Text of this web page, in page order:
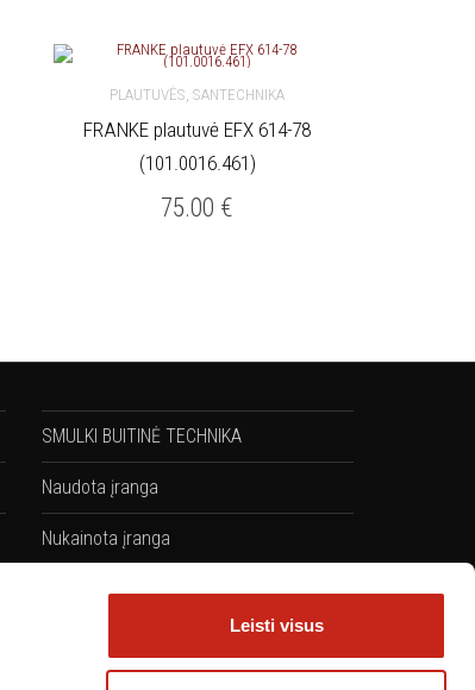
Leisti visus
Į KREPŠELĮ
PLAUTUVĖS,SANTECHNIKA
FRANKE plautuvė EFX 614-78
(101.0016.461)
75.00 €
SMULKI BUITINĖ TECHNIKA
Naudota įranga
Nukainota įranga
Komplektai: Kaitlentės + Orkaitės